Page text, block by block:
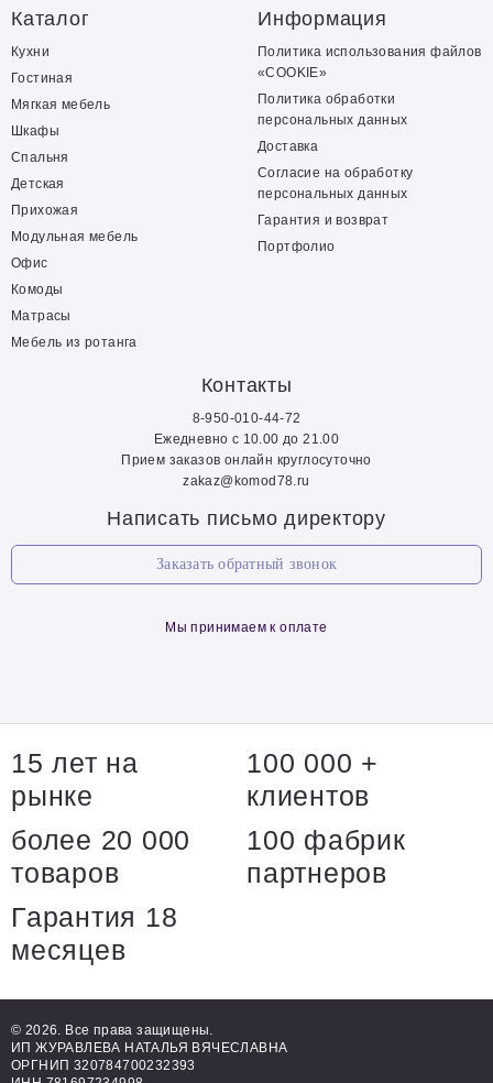
Каталог
Кухни
Гостиная
Мягкая мебель
Шкафы
Спальня
Детская
Прихожая
Модульная мебель
Офис
Комоды
Матрасы
Мебель из ротанга
Информация
Политика использования файлов
«COOKIE»
Политика обработки
персональных данных
Доставка
Согласие на обработку
персональных данных
Гарантия и возврат
Портфолио
Контакты
8-950-010-44-72
Ежедневно с 10.00 до 21.00
Прием заказов онлайн круглосуточно
zakaz@komod78.ru
Написать письмо директору
Заказать обратный звонок
Мы принимаем к оплате
15 лет на
рынке
100 000 +
клиентов
более 20 000
товаров
100 фабрик
партнеров
Гарантия 18
месяцев
© 2026. Все права защищены.
ИП ЖУРАВЛЕВА НАТАЛЬЯ ВЯЧЕСЛАВНА
ОРГНИП 320784700232393